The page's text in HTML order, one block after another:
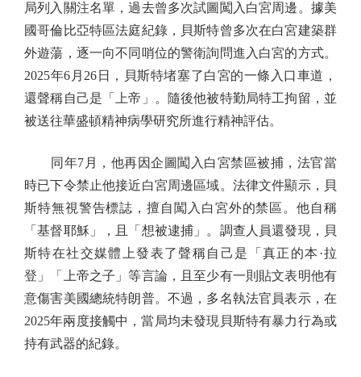
局列入關注名單，過去曾多次試圖闖入白宮周邊。據美
國哥倫比亞特區法庭紀錄，貝斯特曾多次在白宮建築群
外遊蕩，逐一向不同哨位的警衛詢問進入白宮的方式。
2025年6月26日，貝斯特堵塞了白宮的一條入口車道，
還聲稱自己是「上帝」。隨後他被特勤局特工拘留，並
被送往華盛頓精神病學研究所進行精神評估。
同年7月，他再因企圖闖入白宮禁區被捕，法官當
時已下令禁止他接近白宮周邊區域。法律文件顯示，貝
斯特無視警告標誌，擅自闖入白宮外的禁區。他自稱
「基督耶穌」，且「想被逮捕」。調查人員還發現，貝
斯特在社交媒體上發表了聲稱自己是「真正的本·拉
登」「上帝之子」等言論，且至少有一則貼文表明他有
意傷害美國總統特朗普。不過，多名執法官員表示，在
2025年兩度接觸中，當局均未發現貝斯特有暴力行為或
持有武器的紀錄。